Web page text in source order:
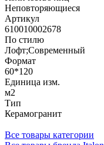
Неповторяющиеся
Артикул
610010002678
По стилю
Лофт;Современный
Формат
60*120
Единица изм.
м2
Тип
Керамогранит
Все товары категории